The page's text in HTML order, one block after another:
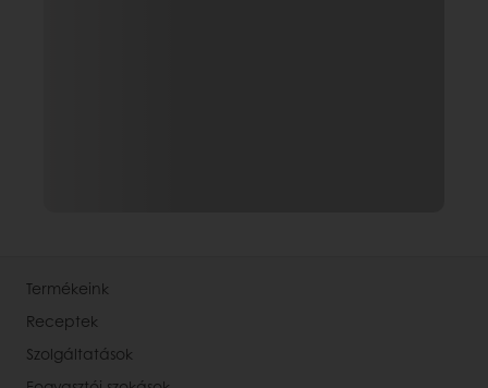
Termékeink
Receptek
Szolgáltatások